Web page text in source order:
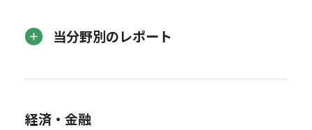
当分野別のレポート
経済・金融